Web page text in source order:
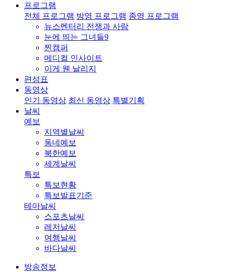
프로그램
전체 프로그램 방영 프로그램 종영 프로그램
뉴스멘터리 전쟁과 사람
눈에 띄는 그녀들9
찐캠퍼
메디컬 인사이트
이게 웬 날리지
편성표
동영상
인기 동영상 최신 동영상 특별기획
날씨
예보
지역별날씨
동네예보
북한예보
세계날씨
특보
특보현황
특보발표기준
테마날씨
스포츠날씨
레저날씨
여행날씨
바다날씨
방송정보